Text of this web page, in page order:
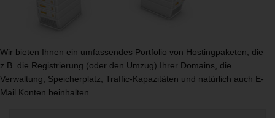
Wir bieten Ihnen ein umfassendes Portfolio von Hostingpaketen, die
z.B. die Registrierung (oder den Umzug) Ihrer Domains, die
Verwaltung, Speicherplatz, Traffic-Kapazitäten und natürlich auch E-
Mail Konten beinhalten.